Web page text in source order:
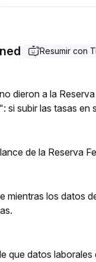
Resumir con
dieron a la
si subir las tasas
de la Reserva
mientras los datos
que datos